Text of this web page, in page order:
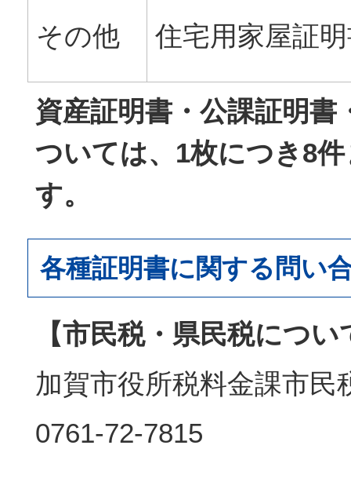
その他 住宅用家屋証
資産証明書・公課証明書
ついては、1枚につき8
す。
各種証明書に関する問い
【市民税・県民税につい
加賀市役所税料金課市民
0761-72-7815